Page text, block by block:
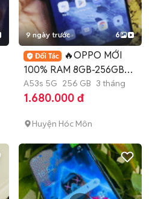
9 ngày trước 6
🔥OPPO MỚI
100% RAM 8GB-256GB
CHƠI GAME LÀM VIỆC🔥
A53s 5G 256 GB 3 tháng
1.680.000 đ
Huyện Hóc Môn